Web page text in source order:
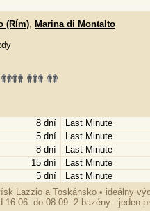
(Rím), Marina di Montalto
8 dní Last Minute
5 dní Last Minute
8 dní Last Minute
15 dní Last Minute
5 dní Last Minute
Lazzio a Toskánsko • ideálny
16.06. do 08.09. 2 bazény - jeden